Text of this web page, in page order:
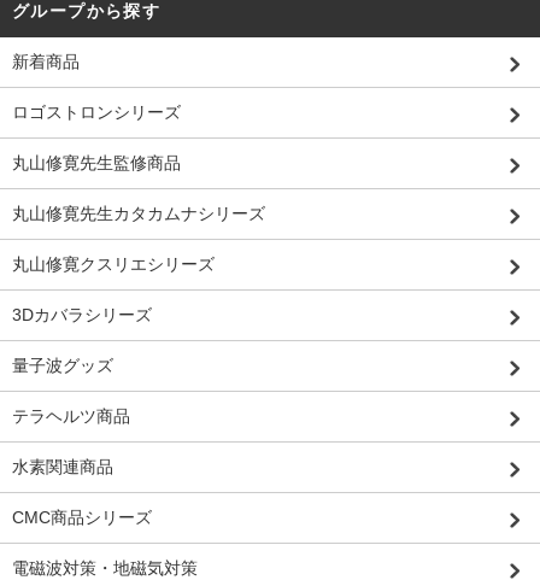
グループから探す
新着商品
ロゴストロンシリーズ
丸山修寛先生監修商品
丸山修寛先生カタカムナシリーズ
丸山修寛クスリエシリーズ
3Dカバラシリーズ
量子波グッズ
テラヘルツ商品
水素関連商品
CMC商品シリーズ
電磁波対策・地磁気対策